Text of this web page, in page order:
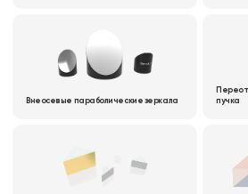
Внеосевые параболические зеркала
пучка